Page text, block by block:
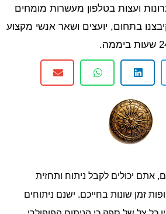
ועצות בטלפון מעשרות מומחים
בתחום, יועצים ושאר אנשי מקצוע
אתם יכולים לקבל ניתוח ותחזית
זמן שונות בחייכם. ישנם ניתוחים